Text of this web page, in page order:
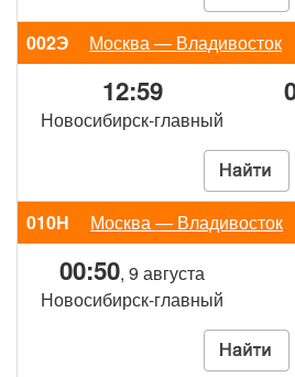
002Э Москва — Владивосток
12:59
Новосибирск-главный
010Н Москва — Владивосток
00:50, 9 августа
Новосибирск-главный